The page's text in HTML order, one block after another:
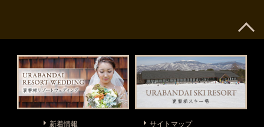
新着情報
サイトマップ